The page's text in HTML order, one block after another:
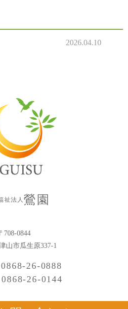
2026.04.10
祉法人鶯園
708-0844
山市瓜生原337-1
26-0888
26-0144